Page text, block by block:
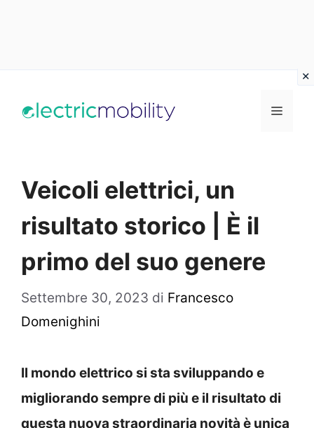
Menu
Veicoli elettrici, un
risultato storico | È il
primo del suo genere
Settembre 30, 2023 di Francesco
Domenighini
Il mondo elettrico si sta sviluppando e
migliorando sempre di più e il risultato di
questa nuova straordinaria novità è unica